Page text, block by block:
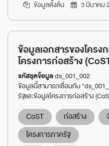
ข้อมูลตั้งต้น 3 มีนาคม
ข้อมูลเอกสารของโคร
โครงการก่อสร้าง
รหัสชุดข้อมูลds_001_002
ข้อมูลนี้สามารถเชื่อมกับ
รัฐและข้อมูลโครงการก่อสร้าง
CoST ก่อสร้าง
โครงการภาครัฐ